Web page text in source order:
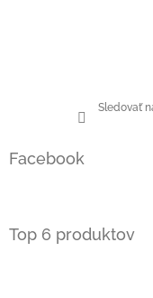
Sledovať
Facebook
Top 6 produktov